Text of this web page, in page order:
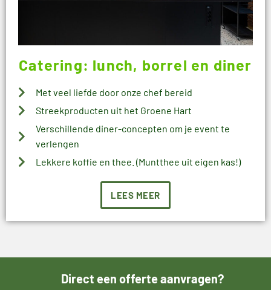
Catering: lunch, borrel en diner
Met veel liefde door onze chef bereid
Streekproducten uit het Groene Hart
Verschillende diner-concepten om je event te
verlengen
Lekkere koffie en thee. (Muntthee uit eigen kas!)
LEES MEER
Direct een offerte aanvragen?